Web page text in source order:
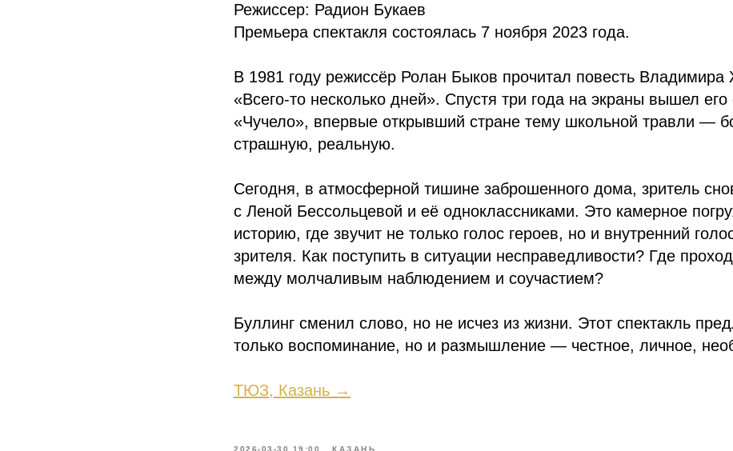
Режиссер: Радион Букаев
Премьера спектакля состоялась 7 ноября 2023 года.
В 1981 году режиссёр Ролан Быков прочитал повесть Владимира
«Всего-то несколько дней». Спустя три года на экраны вышел
«Чучело», впервые открывший стране тему школьной травли —
страшную, реальную.
Сегодня, в атмосферной тишине заброшенного дома, зритель
с Леной Бессольцевой и её одноклассниками. Это камерное
историю, где звучит не только голос героев, но и внутренний
зрителя. Как поступить в ситуации несправедливости? Где
между молчаливым наблюдением и соучастием?
Буллинг сменил слово, но не исчез из жизни. Этот спектакль
только воспоминание, но и размышление — честное, личное,
ТЮЗ, Казань →
2026-03-30 19:00 КАЗАНЬ